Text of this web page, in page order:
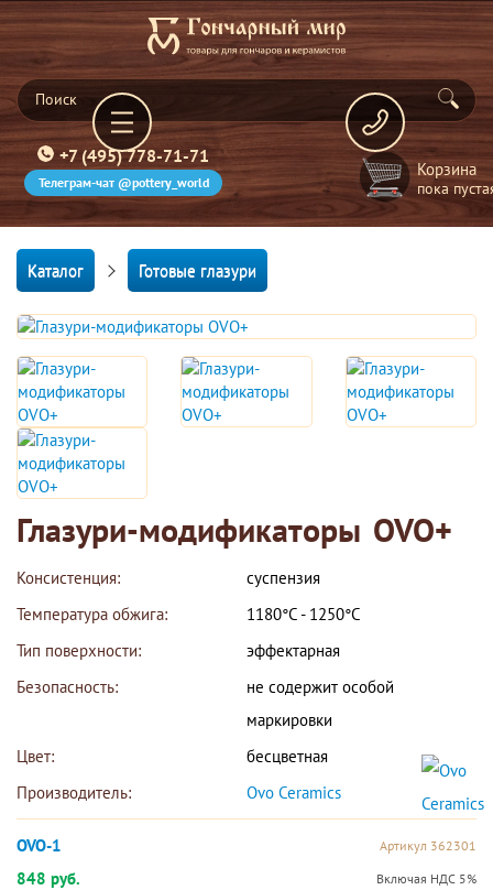
+7 (495) 778-71-71
Телеграм-чат @pottery_world
Корзина
пока
Каталог Готовые глазури
Глазури-модификаторы OVO+
Консистенция:
суспензия
Температура обжига:
1180°С - 1250°С
Тип поверхности:
эффектарная
Безопасность:
не содержит особой
маркировки
Цвет:
бесцветная
Производитель:
Ovo Ceramics
OVO-1 Артикул 362301
848 руб. Включая НДС 5%